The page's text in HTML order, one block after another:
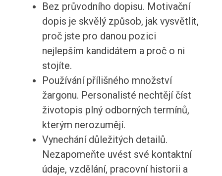
Bez průvodního dopisu. Motivační
dopis je skvělý způsob, jak vysvětlit,
proč jste pro danou pozici
nejlepším kandidátem a proč o ni
stojíte.
Používání přílišného množství
žargonu. Personalisté nechtějí číst
životopis plný odborných termínů,
kterým nerozumějí.
Vynechání důležitých detailů.
Nezapomeňte uvést své kontaktní
údaje, vzdělání, pracovní historii a